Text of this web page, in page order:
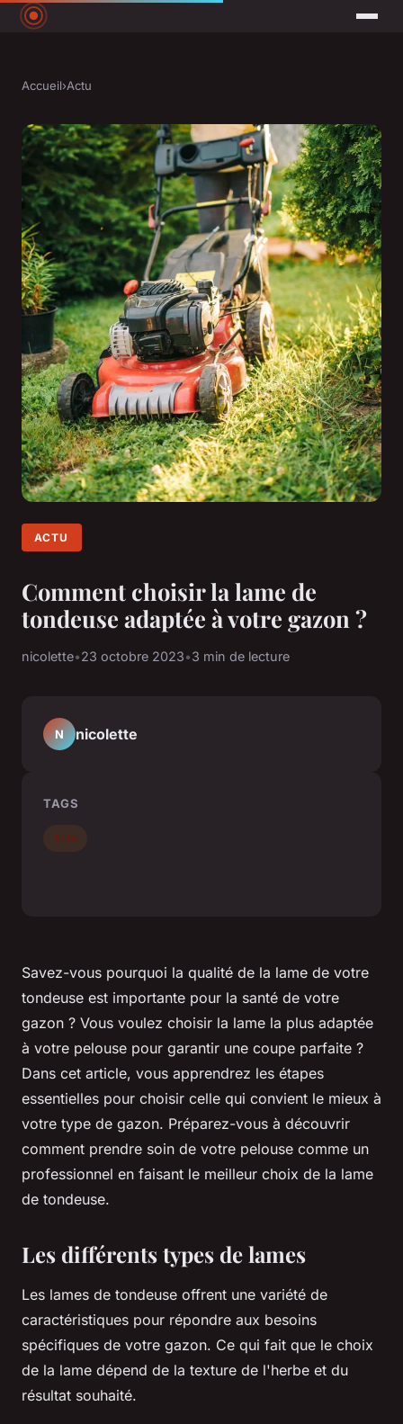
Accueil›Actu
ACTU
Comment choisir la lame de
tondeuse adaptée à votre gazon ?
nicolette•23 octobre 2023•3 min de lecture
Savez-vous pourquoi la qualité de la lame de votre
tondeuse est importante pour la santé de votre
gazon ? Vous voulez choisir la lame la plus adaptée
à votre pelouse pour garantir une coupe parfaite ?
Dans cet article, vous apprendrez les étapes
essentielles pour choisir celle qui convient le mieux à
votre type de gazon. Préparez-vous à découvrir
comment prendre soin de votre pelouse comme un
professionnel en faisant le meilleur choix de la lame
de tondeuse.
Les différents types de lames
Les lames de tondeuse offrent une variété de
caractéristiques pour répondre aux besoins
spécifiques de votre gazon. Ce qui fait que le choix
de la lame dépend de la texture de l'herbe et du
résultat souhaité.
N nicolette
TAGS
Actu